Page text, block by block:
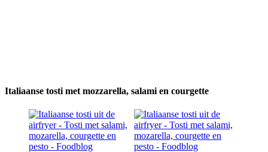
Italiaanse tosti met mozzarella, salami en courgette